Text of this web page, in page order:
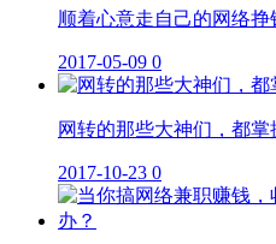
顺着心意走自己的网络挣
2017-05-09 0
网转的那些大神们，都掌
2017-10-23 0